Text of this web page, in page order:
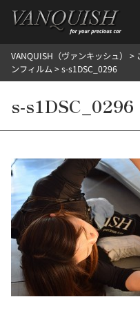
を
ごあいさつ会社案内施工環
ご提供メニュー
外装のガラスコーティング施工料金
ヘッドライトクリーニング施工料金
樹脂・メッシュパーツコーティン
施工ギャラリー
PICKUPNOSTALGIC
お客さまの声お問い合わ
VANQUISH（ヴァンキッシュ） >
ンフィルム>s-s1DSC_0296
s-s1DSC_0296